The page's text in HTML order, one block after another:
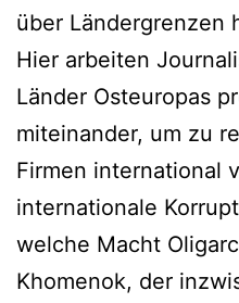
über Ländergrenzen
Hier arbeiten
Länder Osteuropas
miteinander, um zu
Firmen international
internationale
welche Macht
Khomenok, der